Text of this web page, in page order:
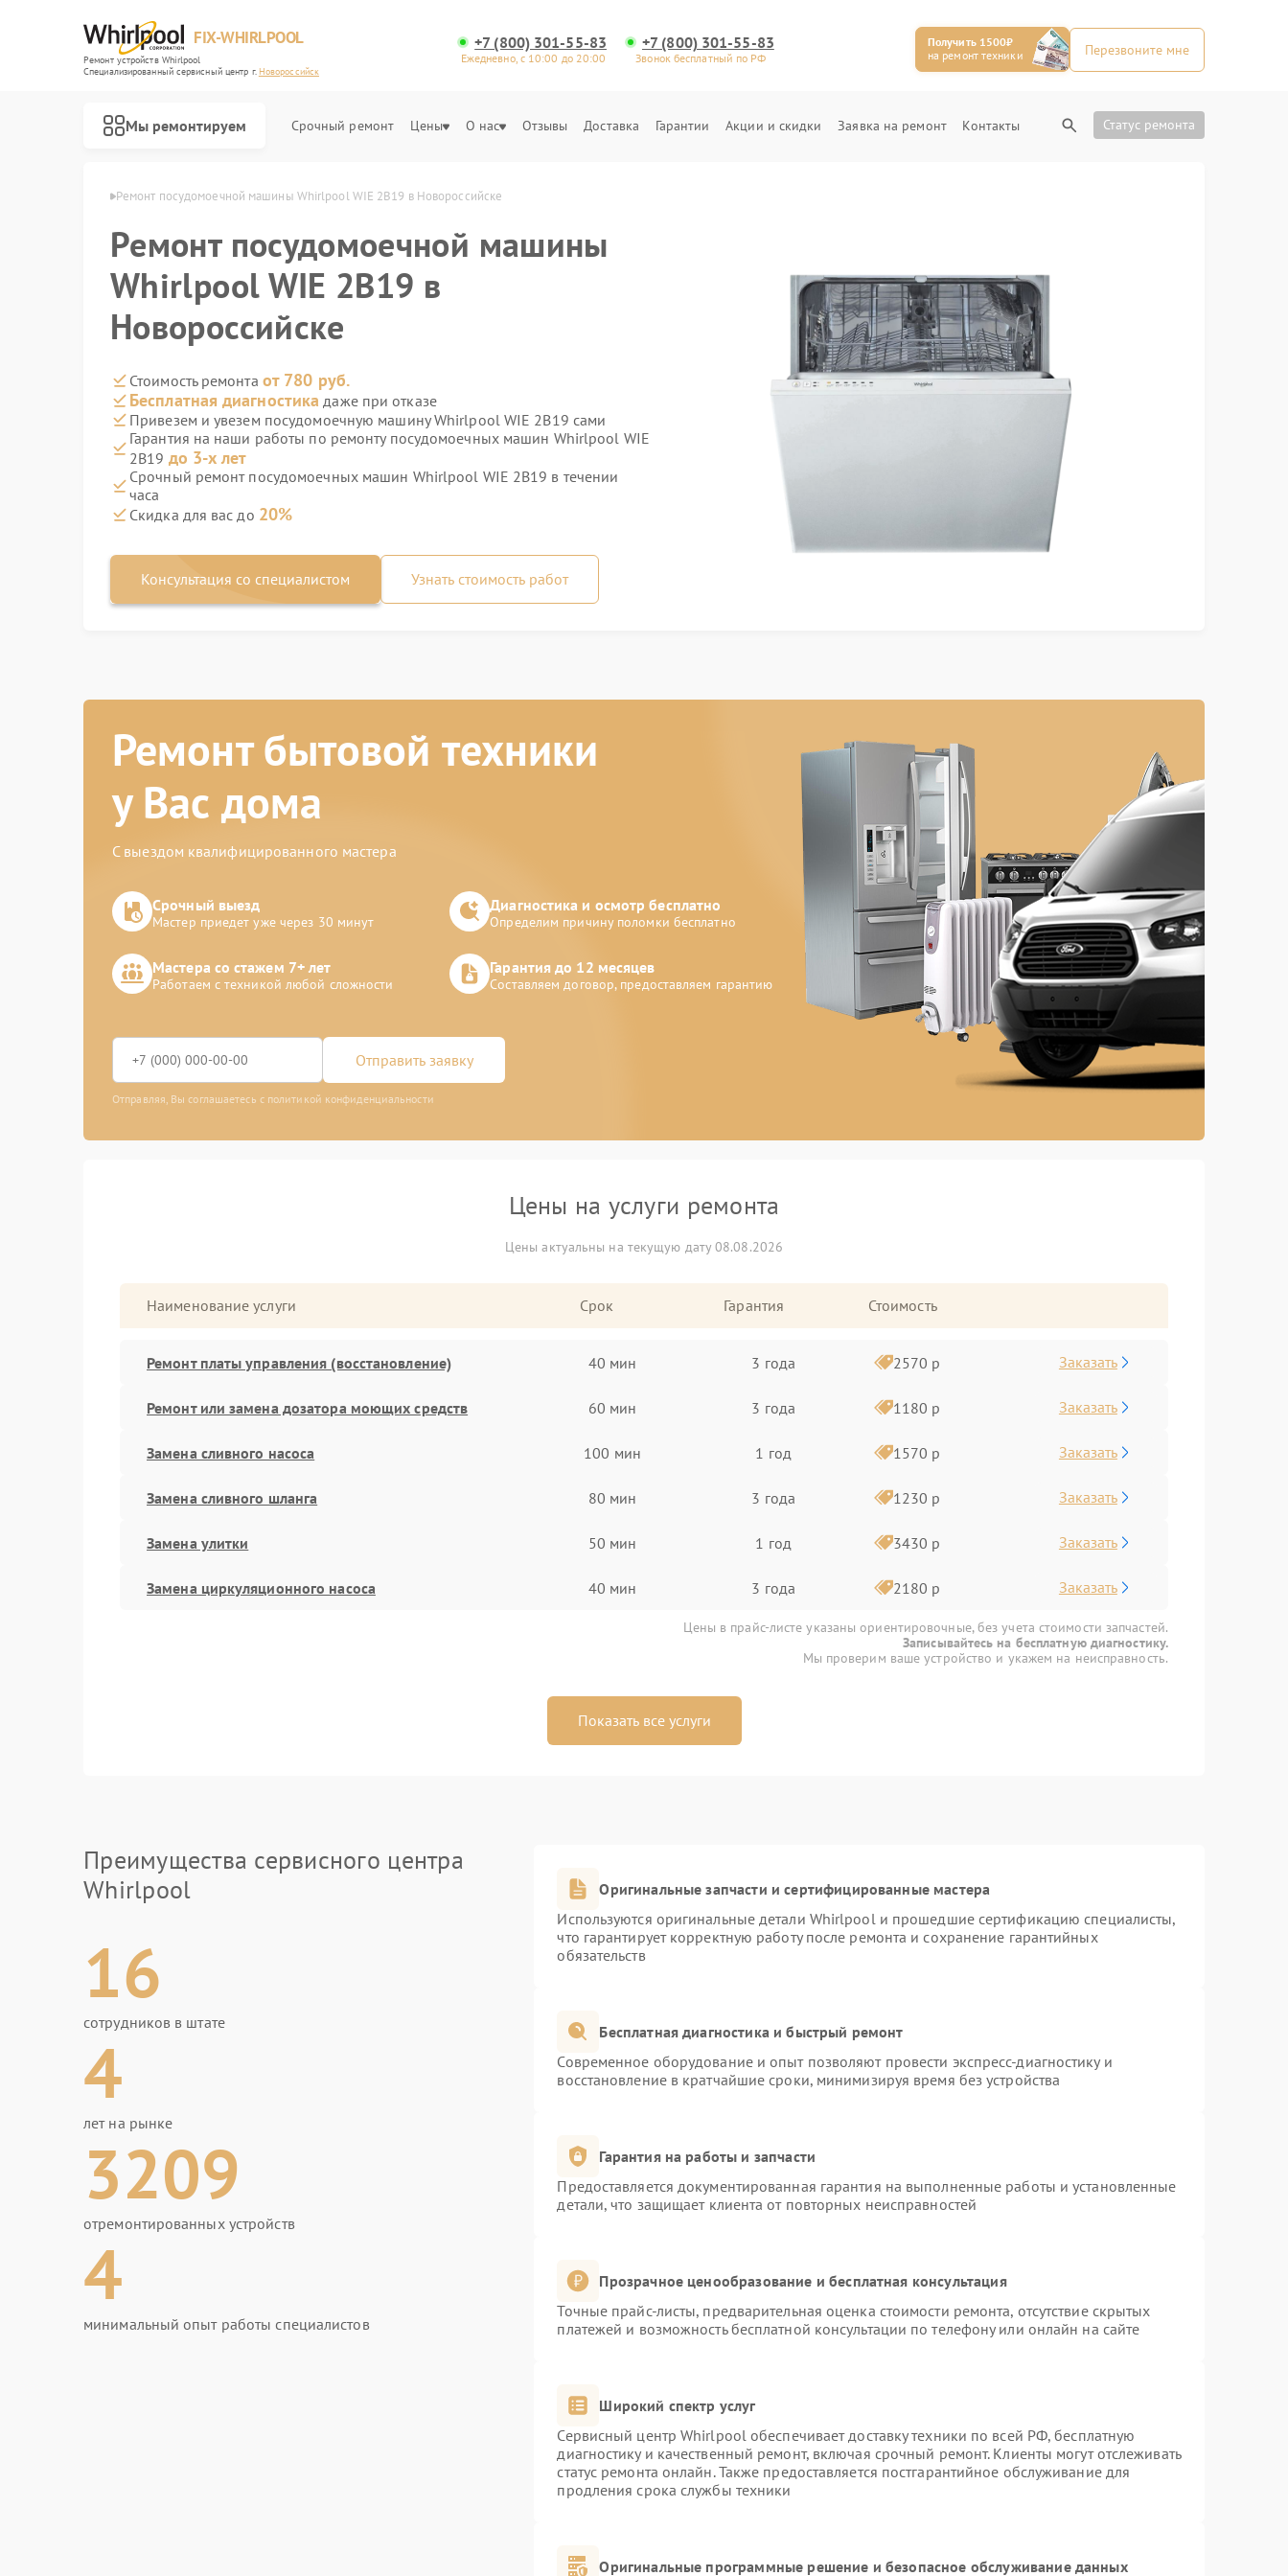
FIX-WHIRLPOOL
Ремонт устройств Whirlpool
Специализированный cервисный центр г. Новороссийск
+7 (800) 301-55-83
Ежедневно, с 10:00 до 20:00
+7 (800) 301-55-83
Звонок бесплатный по РФ
Получить 1500₽
на ремонт техники
Перезвоните мне
Мы ремонтируем Срочный ремонт Цены О нас Отзывы Доставка Гарантии Акции и скидки Заявка на ремонт Контакты Статус ремонта
Ремонт посудомоечной машины Whirlpool WIE 2B19 в Новороссийске
Ремонт посудомоечной машины
Whirlpool WIE 2B19 в
Новороссийске
Стоимость ремонта от 780 руб.
Бесплатная диагностика даже при отказе
Привезем и увезем посудомоечную машину Whirlpool WIE 2B19 сами
Гарантия на наши работы по ремонту посудомоечных машин Whirlpool WIE
2B19 до 3-х лет
Срочный ремонт посудомоечных машин Whirlpool WIE 2B19 в течении
часа
Скидка для вас до 20%
Консультация со специалистом Узнать стоимость работ
Ремонт бытовой техники
у Вас дома
С выездом квалифицированного мастера
Срочный выезд
Мастер приедет уже через 30 минут
Диагностика и осмотр бесплатно
Определим причину поломки бесплатно
Мастера со стажем 7+ лет
Работаем с техникой любой сложности
Гарантия до 12 месяцев
Составляем договор, предоставляем гарантию
Отправить заявку
Отправляя, Вы соглашаетесь с политикой конфиденциальности
Цены на услуги ремонта
Цены актуальны на текущую дату 08.08.2026
Наименование услуги Срок Гарантия Стоимость
Ремонт платы управления (восстановление) 40 мин 3 года 2570 р Заказать
Ремонт или замена дозатора моющих средств 60 мин 3 года 1180 р Заказать
Замена сливного насоса 100 мин 1 год 1570 р Заказать
Замена сливного шланга 80 мин 3 года 1230 р Заказать
Замена улитки 50 мин 1 год 3430 р Заказать
Замена циркуляционного насоса 40 мин 3 года 2180 р Заказать
Цены в прайс-листе указаны ориентировочные, без учета стоимости запчастей.
Записывайтесь на бесплатную диагностику.
Мы проверим ваше устройство и укажем на неисправность.
Показать все услуги
Преимущества сервисного центра
Whirlpool
16
сотрудников в штате
4
лет на рынке
3209
отремонтированных устройств
4
минимальный опыт работы специалистов
Оригинальные запчасти и сертифицированные мастера
Используются оригинальные детали Whirlpool и прошедшие сертификацию специалисты,
что гарантирует корректную работу после ремонта и сохранение гарантийных
обязательств
Бесплатная диагностика и быстрый ремонт
Современное оборудование и опыт позволяют провести экспресс-диагностику и
восстановление в кратчайшие сроки, минимизируя время без устройства
Гарантия на работы и запчасти
Предоставляется документированная гарантия на выполненные работы и установленные
детали, что защищает клиента от повторных неисправностей
Прозрачное ценообразование и бесплатная консультация
Точные прайс-листы, предварительная оценка стоимости ремонта, отсутствие скрытых
платежей и возможность бесплатной консультации по телефону или онлайн на сайте
Широкий спектр услуг
Сервисный центр Whirlpool обеспечивает доставку техники по всей РФ, бесплатную
диагностику и качественный ремонт, включая срочный ремонт. Клиенты могут отслеживать
статус ремонта онлайн. Также предоставляется постгарантийное обслуживание для
продления срока службы техники
Оригинальные программные решение и безопасное обслуживание данных